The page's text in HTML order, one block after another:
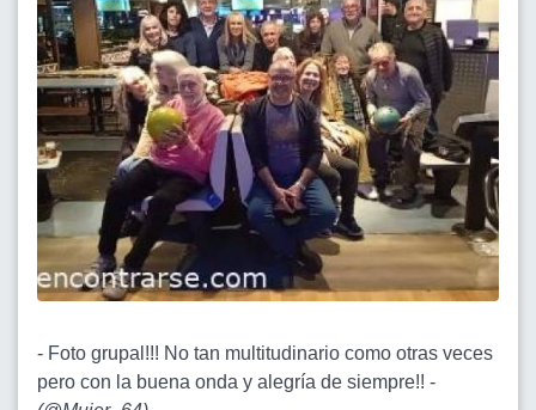
- Foto grupal!!! No tan multitudinario como otras veces
pero con la buena onda y alegría de siempre!! -